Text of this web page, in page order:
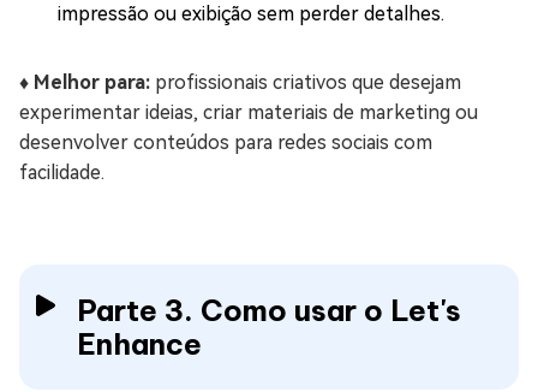
impressão ou exibição sem perder detalhes.
♦️ Melhor para: profissionais criativos que desejam
experimentar ideias, criar materiais de marketing ou
desenvolver conteúdos para redes sociais com
facilidade.
Parte 3. Como usar o Let's
Enhance